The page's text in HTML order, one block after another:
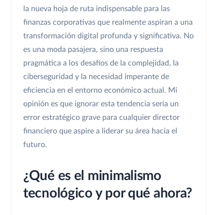
la nueva hoja de ruta indispensable para las
finanzas corporativas que realmente aspiran a una
transformación digital profunda y significativa. No
es una moda pasajera, sino una respuesta
pragmática a los desafíos de la complejidad, la
ciberseguridad y la necesidad imperante de
eficiencia en el entorno económico actual. Mi
opinión es que ignorar esta tendencia sería un
error estratégico grave para cualquier director
financiero que aspire a liderar su área hacia el
futuro.
¿Qué es el minimalismo
tecnológico y por qué ahora?